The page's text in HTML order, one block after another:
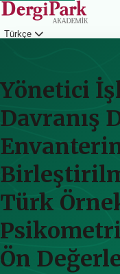
Türkçe
Yönetici
Davranış
Türk
Ön